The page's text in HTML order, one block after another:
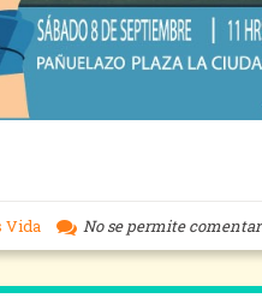
Vida No se permite comentar